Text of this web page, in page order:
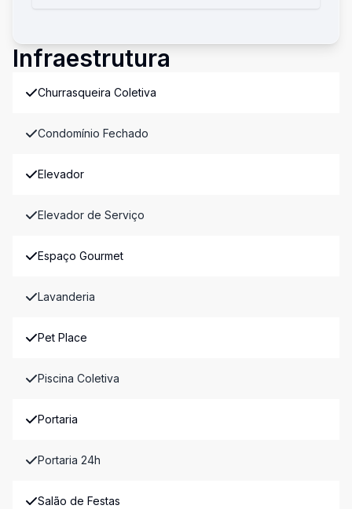
Infraestrutura
Churrasqueira Coletiva
Condomínio Fechado
Elevador
Elevador de Serviço
Espaço Gourmet
Lavanderia
Pet Place
Piscina Coletiva
Portaria
Portaria 24h
Salão de Festas